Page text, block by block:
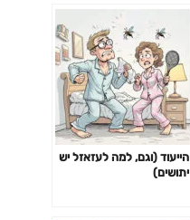
הייעוד (וגם, למה לעזאזל יש
יתושים)